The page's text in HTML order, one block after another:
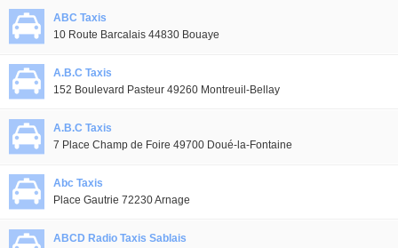
ABC Taxis
10 Route Barcalais 44830 Bouaye
A.B.C Taxis
152 Boulevard Pasteur 49260 Montreuil-Bellay
A.B.C Taxis
7 Place Champ de Foire 49700 Doué-la-Fontaine
Abc Taxis
Place Gautrie 72230 Arnage
ABCD Radio Taxis Sablais